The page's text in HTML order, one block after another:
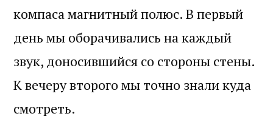
компаса магнитный полюс. В первый
день мы оборачивались на каждый
звук, доносившийся со стороны стены.
К вечеру второго мы точно знали куда
смотреть.